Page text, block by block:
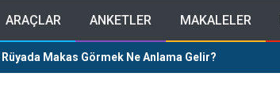
ARAÇLAR ANKETLER MAKALELER
Rüyada Makas Görmek Ne Anlama Gelir?